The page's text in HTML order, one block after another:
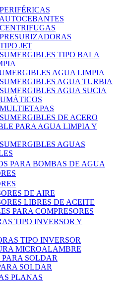
JET
TIPO BALA
AGUA LIMPIA
AGUA TURBIA
AGUA SUCIA
DE ACERO
PARA AGUA LIMPIA Y
AGUAS
PARA BOMBAS DE AGUA
DE AIRE
LIBRES DE ACEITE
PARA COMPRESORES
TIPO INVERSOR Y
TIPO INVERSOR
MICROALAMBRE
SOLDAR
SOLDAR
PLANAS